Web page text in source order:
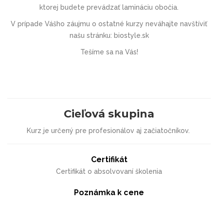
ktorej budete prevádzať lamináciu obočia.
V prípade Vášho záujmu o ostatné kurzy neváhajte navštíviť
našu stránku: biostyle.sk
Tešíme sa na Vás!
Cieľová skupina
Kurz je určený pre profesionálov aj začiatočníkov.
Certifikát
Certifikát o absolvovaní školenia
Poznámka k cene